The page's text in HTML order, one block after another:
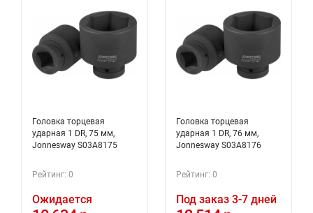
Головка торцевая
ударная 1 DR, 75 мм,
Jonnesway S03A8175
Рейтинг: 0
Ожидается
Головка торцевая
ударная 1 DR, 76 мм,
Jonnesway S03A8176
Рейтинг: 0
Под заказ 3-7 дней